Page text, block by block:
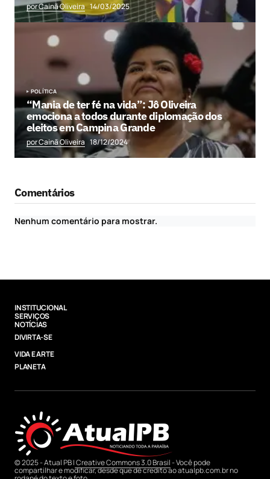
por Cainã Oliveira 14/03/2025
POLÍTICA
“Mania de ter fé na vida”: Jô Oliveira
emociona a todos durante diplomação dos
eleitos em Campina Grande
por Cainã Oliveira 18/12/2024
Comentários
Nenhum comentário para mostrar.
INSTITUCIONAL
SERVIÇOS
NOTÍCIAS
DIVIRTA-SE
VIDA E ARTE
PLANETA
© 2025 - Atual PB |Creative Commons 3.0 Brasil- Você pode
compartilhar e modificar, desde que dê credito ao atualpb.com.br no